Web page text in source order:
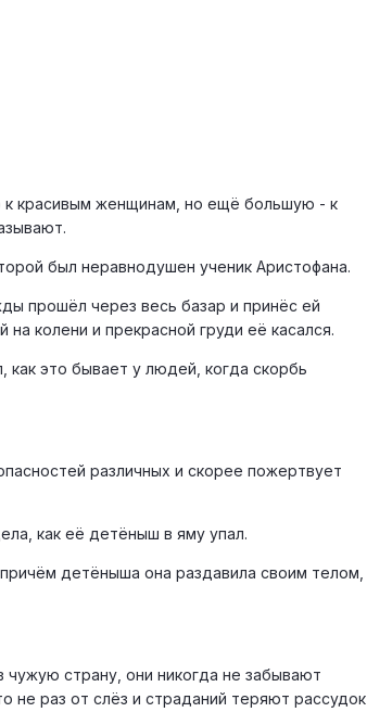
красивым женщинам, но ещё большую - к
был неравнодушен ученик Аристофана.
прошёл через весь базар и принёс ей
колени и прекрасной груди её касался.
как это бывает у людей, когда скорбь
различных и скорее пожертвует
как её детёныш в яму упал.
детёныша она раздавила своим телом,
страну, они никогда не забывают
не раз от слёз и страданий теряют рассудок